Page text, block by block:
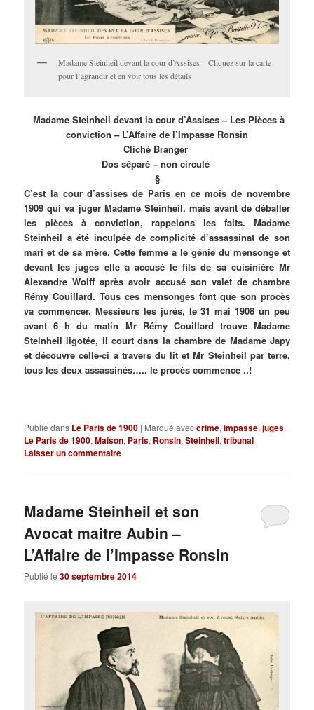
Madame Steinheil devant la cour d’Assises – Cliquez sur la carte
pour l’agrandir et en voir tous les détails
Madame Steinheil devant la cour d’Assises – Les Pièces à
conviction – L’Affaire de l’Impasse Ronsin
Cliché Branger
Dos séparé – non circulé
§
C’est la cour d’assises de Paris en ce mois de novembre
1909 qui va juger Madame Steinheil, mais avant de déballer
les pièces à conviction, rappelons les faits. Madame
Steinheil a été inculpée de complicité d’assassinat de son
mari et de sa mère. Cette femme a le génie du mensonge et
devant les juges elle a accusé le fils de sa cuisinière Mr
Alexandre Wolff après avoir accusé son valet de chambre
Rémy Couillard. Tous ces mensonges font que son procès
va commencer. Messieurs les jurés, le 31 mai 1908 un peu
avant 6 h du matin Mr Rémy Couillard trouve Madame
Steinheil ligotée, il court dans la chambre de Madame Japy
et découvre celle-ci a travers du lit et Mr Steinheil par terre,
tous les deux assassinés….. le procès commence ..!
Publié dans Le Paris de 1900 | Marqué aveccrime,impasse,juges,
Le Paris de 1900,Maison, Paris, Ronsin,Steinheil,tribunal |
Laisser un commentaire
Madame Steinheil et son
Avocat maitre Aubin –
L’Affaire de l’Impasse Ronsin
Publié le30 septembre 2014